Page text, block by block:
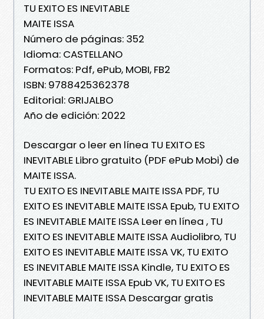
TU EXITO ES INEVITABLE
MAITE ISSA
Número de páginas: 352
Idioma: CASTELLANO
Formatos: Pdf, ePub, MOBI, FB2
ISBN: 9788425362378
Editorial: GRIJALBO
Año de edición: 2022
Descargar o leer en línea TU EXITO ES
INEVITABLE Libro gratuito (PDF ePub Mobi) de
MAITE ISSA.
TU EXITO ES INEVITABLE MAITE ISSA PDF, TU
EXITO ES INEVITABLE MAITE ISSA Epub, TU EXITO
ES INEVITABLE MAITE ISSA Leer en línea , TU
EXITO ES INEVITABLE MAITE ISSA Audiolibro, TU
EXITO ES INEVITABLE MAITE ISSA VK, TU EXITO
ES INEVITABLE MAITE ISSA Kindle, TU EXITO ES
INEVITABLE MAITE ISSA Epub VK, TU EXITO ES
INEVITABLE MAITE ISSA Descargar gratis